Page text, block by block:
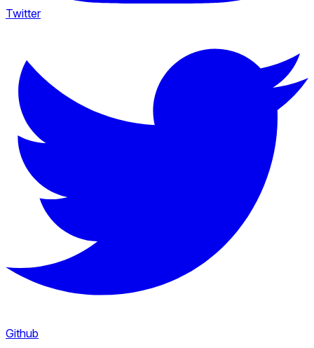
Twitter
Github